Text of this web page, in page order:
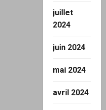
juillet
2024
juin 2024
mai 2024
avril 2024